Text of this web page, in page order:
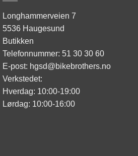
Longhammerveien 7
5536 Haugesund
Butikken
Telefonnummer: 51 30 30 60
E-post: hgsd@bikebrothers.no
Verkstedet:
Hverdag: 10:00-19:00
Lørdag: 10:00-16:00